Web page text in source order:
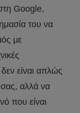
Google,
του να
με
είναι απλώς
αλλά να
που είναι